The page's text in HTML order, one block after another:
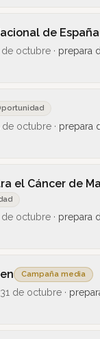
de España
de octubre · prepara
de octubre · prepara
el Cáncer de
de octubre · prepara
Campaña media
de octubre ·